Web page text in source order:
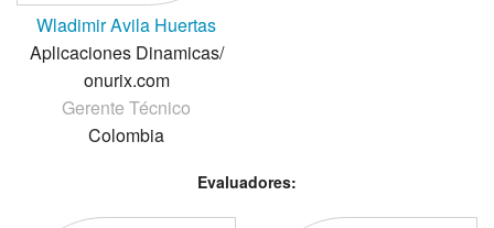
Wladimir Avila Huertas
Aplicaciones Dinamicas/
onurix.com
Gerente Técnico
Colombia
Evaluadores: